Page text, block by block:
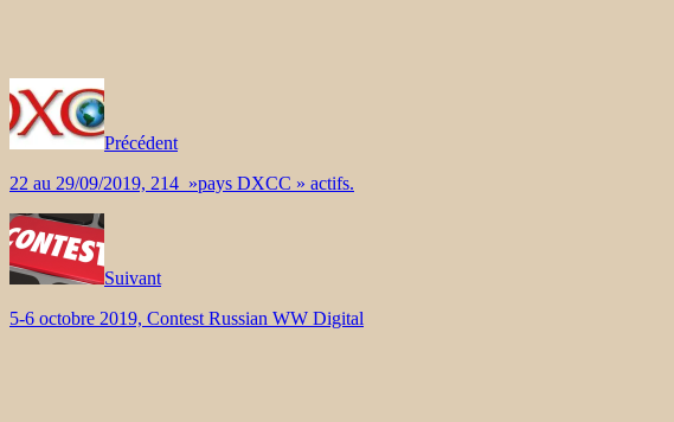
Précédent
22 au 29/09/2019, 214 »pays DXCC » actifs.
Suivant
5-6 octobre 2019, Contest Russian WW Digital